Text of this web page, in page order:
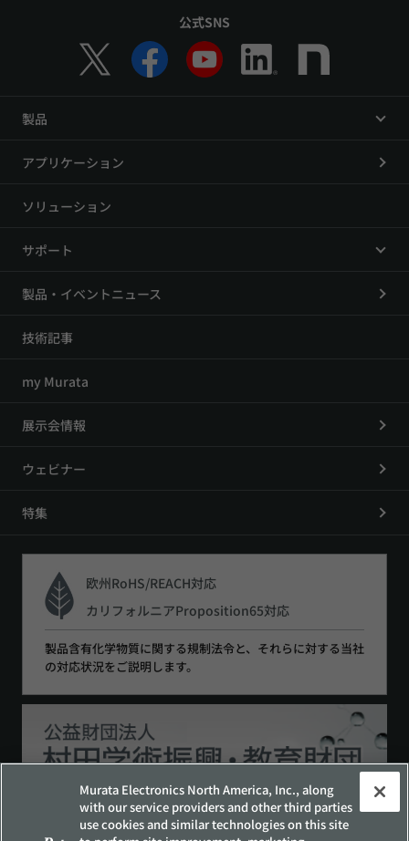
公式SNS
製品
アプリケーション
ソリューション
サポート
製品・イベントニュース
技術記事
my Murata
展示会情報
ウェビナー
特集
欧州RoHS/REACH対応
カリフォルニアProposition65対応
製品含有化学物質に関する規制法令と、それらに対する当社
の対応状況をご説明します。
Murata Electronics North America, Inc., along
with our service providers and other third parties
use cookies and similar technologies on this site